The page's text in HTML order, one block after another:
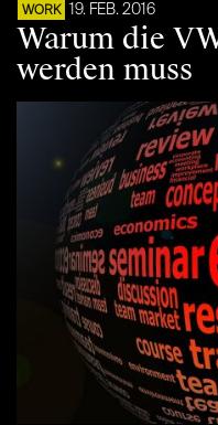
WORK 19. FEB. 2016
Warum die
werden muss